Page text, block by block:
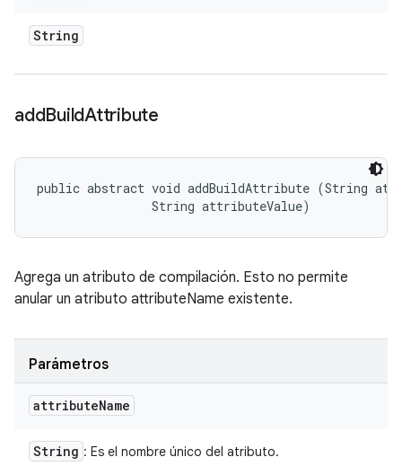
String
addBuildAttribute
public abstract void addBuildAttribute (String
                String attributeValue)
Agrega un atributo de compilación. Esto no permite
anular un atributo attributeName existente.
Parámetros
attributeName
String : Es el nombre único del atributo.